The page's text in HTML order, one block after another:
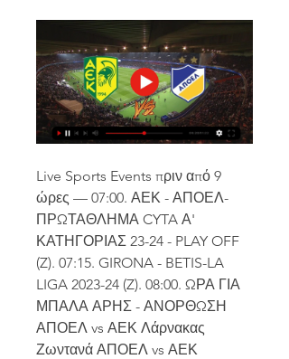
Live Sports Events πριν από 9
ώρες — 07:00. ΑΕΚ - ΑΠΟΕΛ-
ΠΡΩΤΑΘΛΗΜΑ CYTA Α'
ΚΑΤΗΓΟΡΙΑΣ 23-24 - PLAY OFF
(Z). 07:15. GIRONA - BETIS-LA
LIGA 2023-24 (Z). 08:00. ΩΡΑ ΓΙΑ
ΜΠΑΛΑ ΑΡΗΣ - ΑΝΟΡΘΩΣΗ
ΑΠΟΕΛ vs ΑΕΚ Λάρνακας
Ζωντανά ΑΠΟΕΛ vs ΑΕΚ